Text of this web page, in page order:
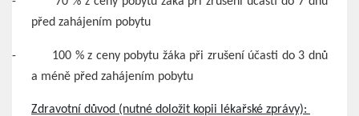
před zahájením pobytu
-
100 % z ceny pobytu žáka při zrušení účasti do 3 dnů
a méně před zahájením pobytu
Zdravotní důvod (nutné doložit kopii lékařské zprávy):